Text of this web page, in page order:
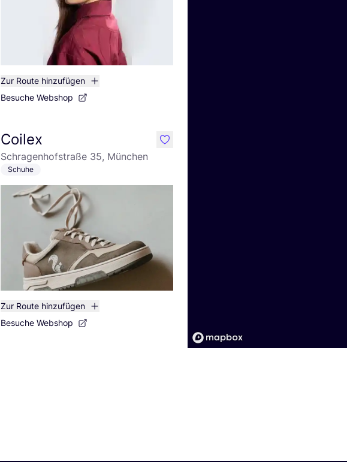
Zur Route hinzufügen
Besuche Webshop
Coilex
Schragenhofstraße 35, München
Schuhe
Zur Route hinzufügen
Besuche Webshop
like